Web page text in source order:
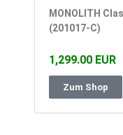
MONOLITH
(201017-C)
1,299.00 EUR
Zum Shop